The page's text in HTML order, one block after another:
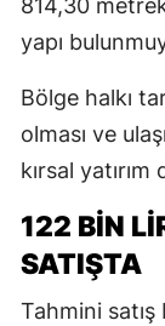
814,30
yapı
Bölge halkı
olması ve
kırsal
122 BİN
SATIŞTA
Tahmini